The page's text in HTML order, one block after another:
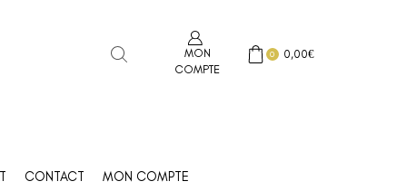
MON
COMPTE
0 0,00€
CONTACT MON COMPTE